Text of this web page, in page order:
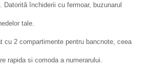
Datorită închiderii cu fermoar, buzunarul
tale.
cu 2 compartimente pentru bancnote, ceea
rapida si comoda a numerarului.